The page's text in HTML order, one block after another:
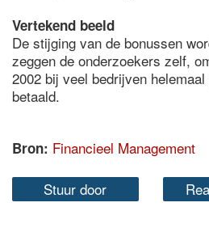
Vertekend beeld
De stijging van de bonussen
zeggen de onderzoekers zelf,
2002 bij veel bedrijven
betaald.
Bron: Financieel Management
Stuur door